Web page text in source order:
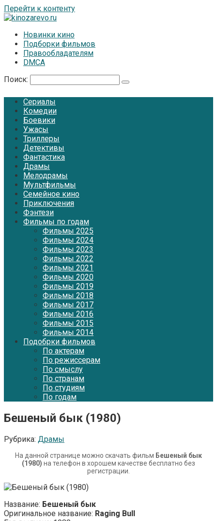
Перейти к контенту
Новинки кино
Подборки фильмов
Правообладателям
DMCA
Поиск:
Сериалы
Комедии
Боевики
Ужасы
Триллеры
Детективы
Фантастика
Драмы
Мелодрамы
Мультфильмы
Семейное кино
Приключения
Фэнтези
Фильмы по годам
Фильмы 2025
Фильмы 2024
Фильмы 2023
Фильмы 2022
Фильмы 2021
Фильмы 2020
Фильмы 2019
Фильмы 2018
Фильмы 2017
Фильмы 2016
Фильмы 2015
Фильмы 2014
Подобрки фильмов
По актерам
По режиссерам
По смыслу
По странам
По студиям
По годам
Бешеный бык (1980)
Рубрика: Драмы
На данной странице можно скачать фильм Бешеный бык
(1980) на телефон в хорошем качестве бесплатно без
регистрации.
Название: Бешеный бык
Оригинальное название: Raging Bull